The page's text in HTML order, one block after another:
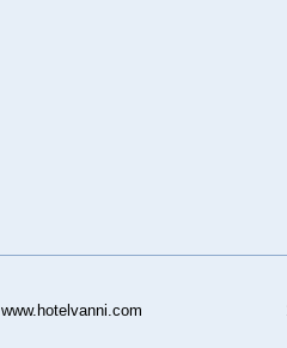
www.hotelvanni.com